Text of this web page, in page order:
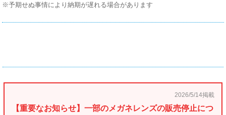
※予期せぬ事情により納期が遅れる場合があります
2026/5/14掲載
【重要なお知らせ】一部のメガネレンズの販売停止につ